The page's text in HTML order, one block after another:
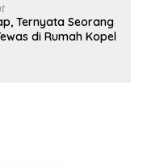
Ternyata Seorang
di Rumah Kopel